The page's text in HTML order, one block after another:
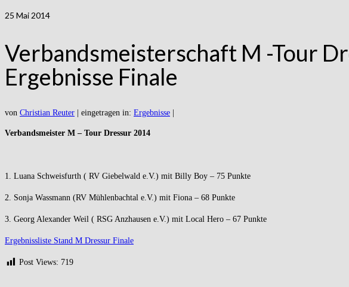
25 Mai 2014
Verbandsmeisterschaft M -Tour
Ergebnisse Finale
von Christian Reuter eingetragen in: Ergebnisse
Verbandsmeister M – Tour Dressur 2014
1. Luana Schweisfurth ( RV Giebelwald e.V.) mit Billy Boy – 75 Punkte
2. Sonja Wassmann (RV Mühlenbachtal e.V.) mit Fiona – 68 Punkte
3. Georg Alexander Weil ( RSG Anzhausen e.V.) mit Local Hero – 67 Punkte
Ergebnissliste Stand M Dressur Finale
Post Views: 719